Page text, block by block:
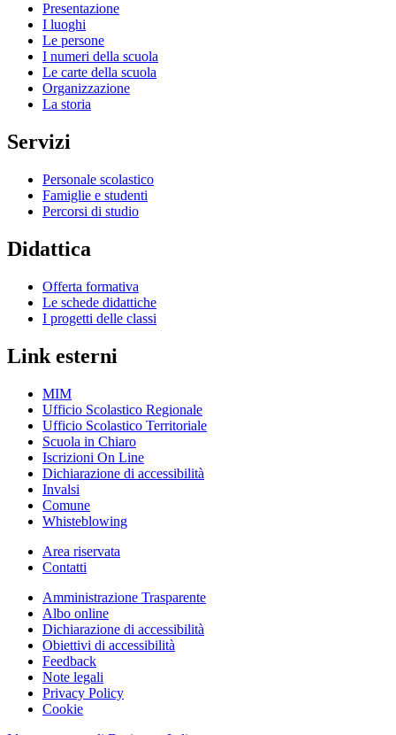
Presentazione
I luoghi
Le persone
I numeri della scuola
Le carte della scuola
Organizzazione
La storia
Servizi
Personale scolastico
Famiglie e studenti
Percorsi di studio
Didattica
Offerta formativa
Le schede didattiche
I progetti delle classi
Link esterni
MIM
Ufficio Scolastico Regionale
Ufficio Scolastico Territoriale
Scuola in Chiaro
Iscrizioni On Line
Dichiarazione di accessibilità
Invalsi
Comune
Whisteblowing
Area riservata
Contatti
Amministrazione Trasparente
Albo online
Dichiarazione di accessibilità
Obiettivi di accessibilità
Feedback
Note legali
Privacy Policy
Cookie